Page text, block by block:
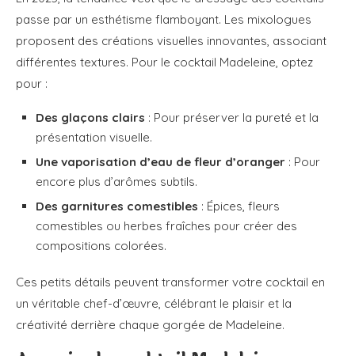
passe par un esthétisme flamboyant. Les mixologues
proposent des créations visuelles innovantes, associant
différentes textures. Pour le cocktail Madeleine, optez
pour :
Des glaçons clairs : Pour préserver la pureté et la
présentation visuelle.
Une vaporisation d’eau de fleur d’oranger : Pour
encore plus d’arômes subtils.
Des garnitures comestibles : Épices, fleurs
comestibles ou herbes fraîches pour créer des
compositions colorées.
Ces petits détails peuvent transformer votre cocktail en
un véritable chef-d’œuvre, célébrant le plaisir et la
créativité derrière chaque gorgée de Madeleine.